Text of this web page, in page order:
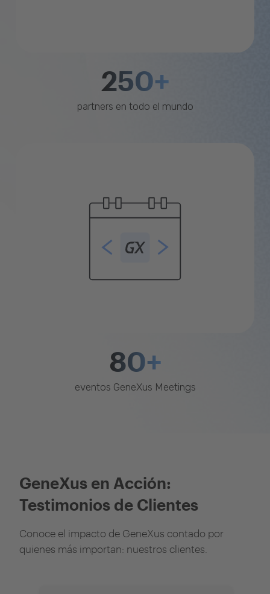
250+
partners en todo el mundo
80+
eventos GeneXus Meetings
GeneXus en Acción:
Testimonios de Clientes
Conoce el impacto de GeneXus contado por
quienes más importan: nuestros clientes.